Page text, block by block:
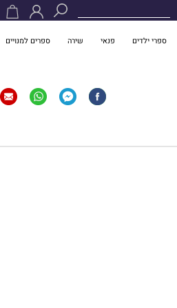
ספרי ילדים פנאי שירה ספרים למנויים